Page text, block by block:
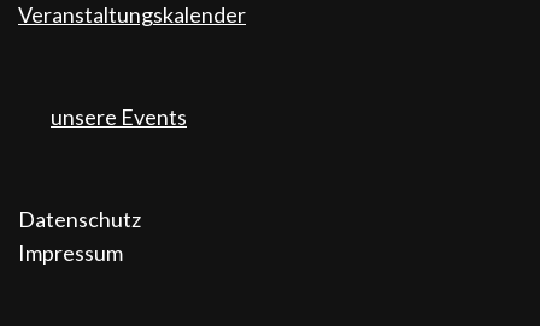
Veranstaltungskalender
unsere Events
Datenschutz
Impressum